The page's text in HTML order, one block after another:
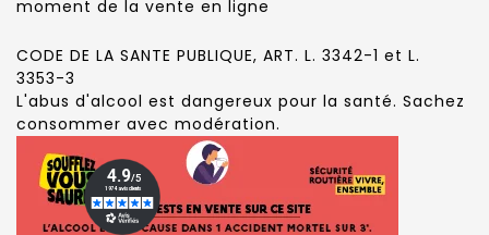
moment de la vente en ligne
CODE DE LA SANTE PUBLIQUE, ART. L. 3342-1 et L.
3353-3
L'abus d'alcool est dangereux pour la santé. Sachez
consommer avec modération.